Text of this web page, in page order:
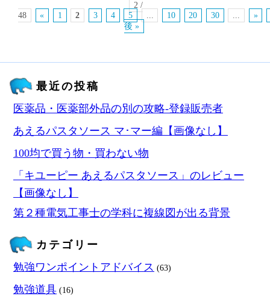
2 /
48
« 1 2 3 4 5 ... 10 20 30 ...
»
後 »
最近の投稿
医薬品・医薬部外品の別の攻略‐登録販売者
あえるパスタソース マ･マー編【画像なし】
100均で買う物・買わない物
「キユーピー あえるパスタソース」のレビュー
【画像なし】
第２種電気工事士の学科に複線図が出る背景
カテゴリー
勉強ワンポイントアドバイス (63)
勉強道具 (16)